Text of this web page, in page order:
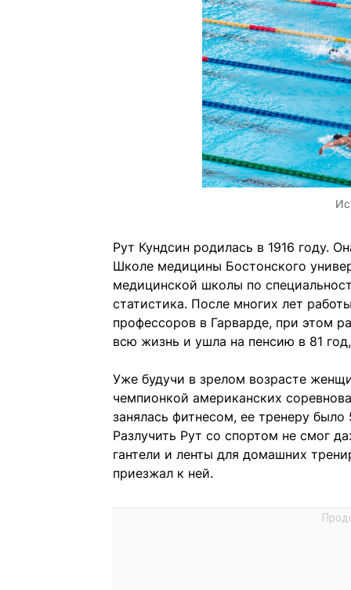
Рут Кундсин родилась в 1916 году.
Школе медицины Бостонского
медицинской школы по
статистика. После многих лет
профессоров в Гарварде, при этом
всю жизнь и ушла на пенсию в 81
Уже будучи в зрелом возрасте
чемпионкой американских
занялась фитнесом, ее тренеру
Разлучить Рут со спортом не смог
гантели и ленты для домашних
приезжал к ней.